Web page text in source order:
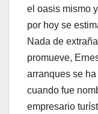
el oasis mismo
por hoy se
Nada de
promueve,
arranques se ha
cuando fue
empresario